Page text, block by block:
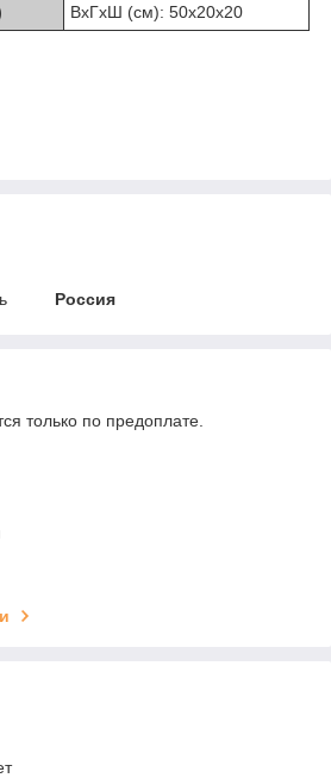
ВхГхШ (см): 50х20х20
Россия
только по предоплате.